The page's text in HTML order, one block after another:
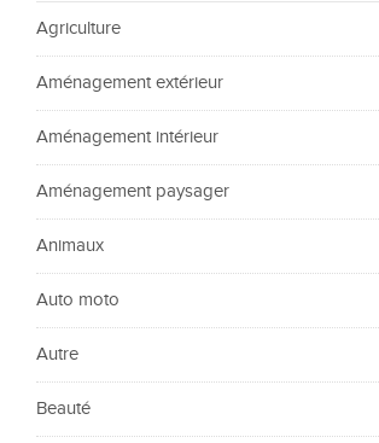
Agriculture
Aménagement extérieur
Aménagement intérieur
Aménagement paysager
Animaux
Auto moto
Autre
Beauté